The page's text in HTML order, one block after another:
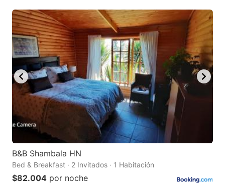
B&B Shambala HN
Bed & Breakfast · 2 Invitados · 1 Habitación
$82.004 por noche